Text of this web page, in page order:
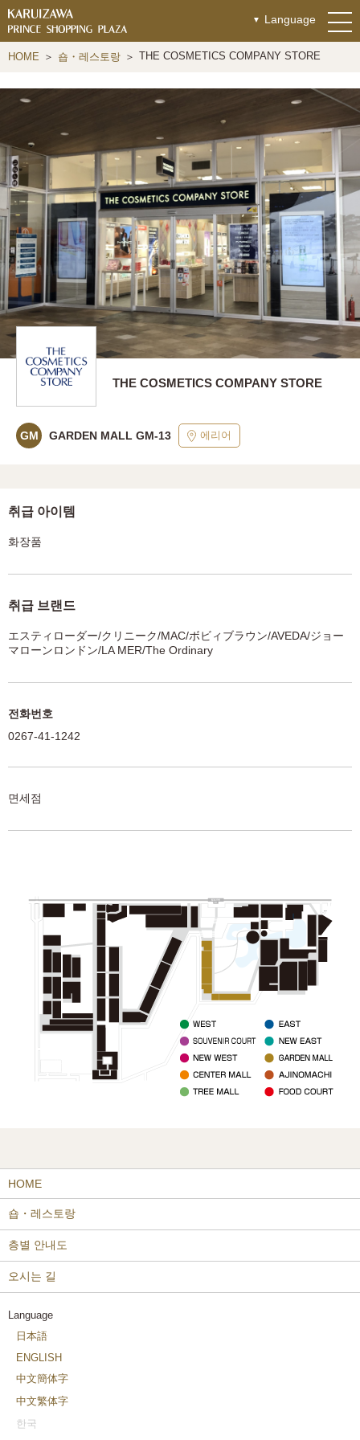
Language
HOME 숍・레스토랑 THE COSMETICS COMPANY STORE
THE COSMETICS COMPANY STORE
GM GARDEN MALL GM-13 에리어
취급 아이템
화장품
취급 브랜드
エスティローダー/クリニーク/MAC/ボビィブラウン/AVEDA/ジョー
マローンロンドン/LA MER/The Ordinary
전화번호
0267-41-1242
면세점
HOME
숍・레스토랑
층별 안내도
오시는 길
Language
日本語
ENGLISH
中文簡体字
中文繁体字
한국